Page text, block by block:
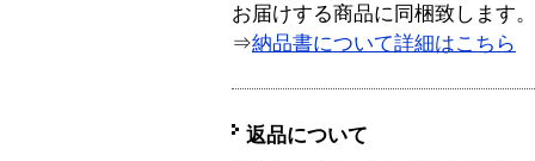
お届けする商品に同梱致します。
⇒納品書について詳細はこちら
返品について